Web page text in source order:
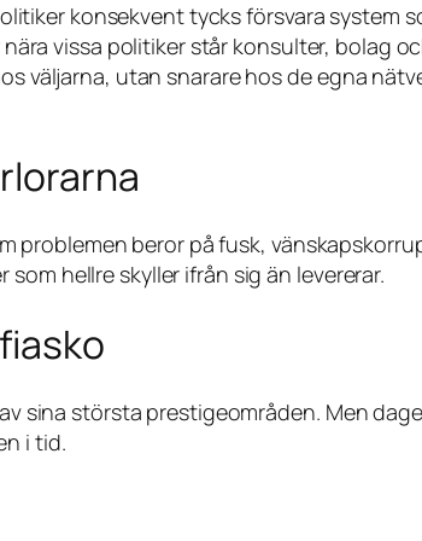
konsekvent tycks försvara system
vissa politiker står konsulter, bolag
väljarna, utan snarare hos de egna
problemen beror på fusk,
hellre skyller ifrån sig än levererar.
sina största prestigeområden. Men
i tid.